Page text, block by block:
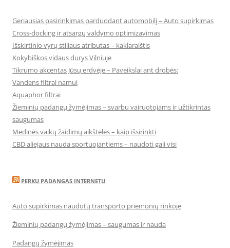
Geriausias pasirinkimas parduodant automobilį – Auto supirkimas
Cross-docking ir atsargų valdymo optimizavimas
Išskirtinio vyrų stiliaus atributas – kaklaraištis
Kokybiškos vidaus durys Vilniuje
Tikrumo akcentas Jūsų erdvėje – Paveikslai ant drobės:
Vandens filtrai namui
Aquaphor filtrai
Žieminių padangų žymėjimas – svarbu vairuotojams ir užtikrintas
saugumas
Medinės vaikų žaidimų aikštelės – kaip išsirinkti
CBD aliejaus nauda sportuojantiems – naudoti gali visi
PERKU PADANGAS INTERNETU
Auto supirkimas naudotų transporto priemonių rinkoje
Žieminių padangų žymėjimas – saugumas ir nauda
Padangų žymėjimas